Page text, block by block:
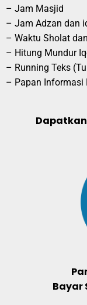
– Jam Masjid
– Jam Adzan dan
– Waktu Sholat
– Hitung Mundur
– Running Teks
– Papan Informasi
Dapatkan
Bayar